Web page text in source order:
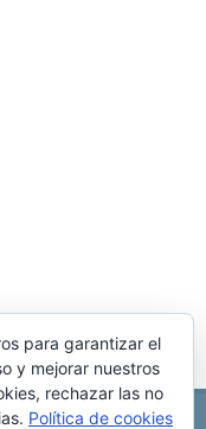
para garantizar el
y mejorar nuestros
rechazar las no
Política de cookies